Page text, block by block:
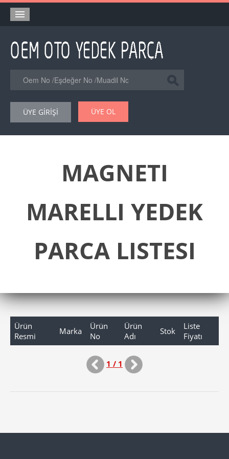
Orjinal Yedek Parça
Eşdeğer Muadil Yedek Parça
Şase Numarası VIN Yedekparça Sorgulama
Hakkımızda
ÜYE GİRİŞİ ÜYE OL
MAGNETI
MARELLI YEDEK
PARCA LISTESI
Ürün
Resmi
Marka
Ürün
No
Ürün
Adı
Stok
Liste
Fiyatı
1 / 1